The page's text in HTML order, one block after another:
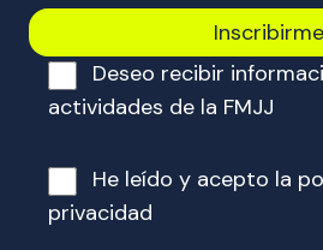
c
o
Deseo recibir
actividades de la FMJJ
He leído y acepto la
privacidad